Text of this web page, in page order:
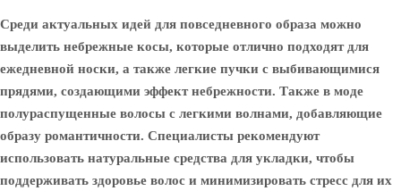
Среди актуальных идей для повседневного образа можно
выделить небрежные косы, которые отлично подходят для
ежедневной носки, а также легкие пучки с выбивающимися
прядями, создающими эффект небрежности. Также в моде
полураспущенные волосы с легкими волнами, добавляющие
образу романтичности. Специалисты рекомендуют
использовать натуральные средства для укладки, чтобы
поддерживать здоровье волос и минимизировать стресс для их